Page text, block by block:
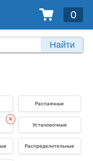
0
Найти
Распаячные
Установочные
Распределительные